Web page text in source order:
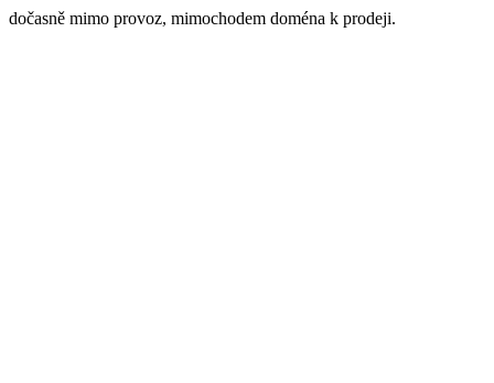
dočasně mimo provoz, mimochodem doména k prodeji.